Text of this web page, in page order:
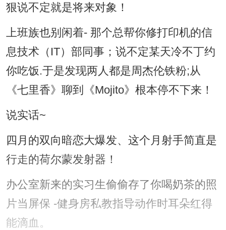
狠说不定就是将来对象！
上班族也别闲着- 那个总帮你修打印机的信
息技术（IT）部同事；说不定某天冷不丁约
你吃饭.于是发现两人都是周杰伦铁粉;从
《七里香》聊到《Mojito》根本停不下来！
说实话~
四月的双向暗恋大爆发、这个月射手简直是
行走的荷尔蒙发射器！
办公室新来的实习生偷偷存了你喝奶茶的照
片当屏保 -健身房私教指导动作时耳朵红得
能滴血。